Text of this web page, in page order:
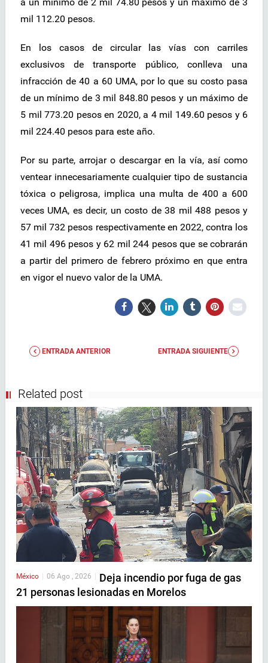
a un mínimo de 2 mil 74.80 pesos y un máximo de 3
mil 112.20 pesos.
En los casos de circular las vías con carriles
exclusivos de transporte público, conlleva una
infracción de 40 a 60 UMA, por lo que su costo pasa
de un mínimo de 3 mil 848.80 pesos y un máximo de
5 mil 773.20 pesos en 2020, a 4 mil 149.60 pesos y 6
mil 224.40 pesos para este año.
Por su parte, arrojar o descargar en la vía, así como
ventear innecesariamente cualquier tipo de sustancia
tóxica o peligrosa, implica una multa de 400 a 600
veces UMA, es decir, un costo de 38 mil 488 pesos y
57 mil 732 pesos respectivamente en 2022, contra los
41 mil 496 pesos y 62 mil 244 pesos que se cobrarán
a partir del primero de febrero próximo en que entra
en vigor el nuevo valor de la UMA.
ENTRADA ANTERIOR ENTRADA SIGUIENTE
Related post
México 06 Ago , 2026
Deja incendio por fuga de gas
21 personas lesionadas en Morelos